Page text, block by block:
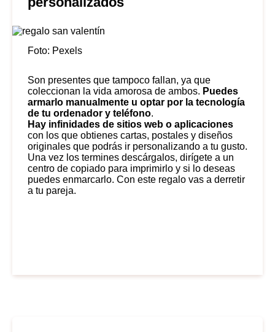
Foto: Pexels
Son presentes que tampoco fallan, ya que
coleccionan la vida amorosa de ambos. Puedes
armarlo manualmente u optar por la tecnología
de tu ordenador y teléfono.
Hay infinidades de sitios web o aplicaciones
con los que obtienes cartas, postales y diseños
originales que podrás ir personalizando a tu gusto.
Una vez los termines descárgalos, dirígete a un
centro de copiado para imprimirlo y si lo deseas
puedes enmarcarlo. Con este regalo vas a derretir
a tu pareja.